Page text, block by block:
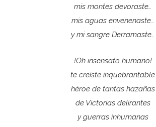
mis montes devoraste…
mis aguas envenenaste…
y mi sangre Derramaste…
!Oh insensato humano!
te creíste inquebrantable
héroe de tantas hazañas
de Victorias delirantes
y guerras inhumanas